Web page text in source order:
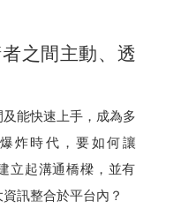
之間主動、透
能快速上手，成為多
炸時代，要如何讓
立起溝通橋樑，並有
訊整合於平台內？